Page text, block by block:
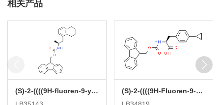
相关产品
(S)-2-((((9H-fluoren-9-yl)methoxy)carbonyl)amino)-3-(5,6,7,8-tetrahydronaphthalen-1-yl)propanoic acid
(S)-2-((((9H-Fluoren-9-yl)methoxy)carbonyl)amino)-3-(4-cyclopropylphenyl)propanoic acid